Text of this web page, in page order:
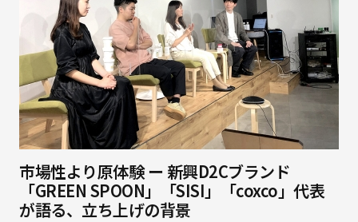
市場性より原体験 ー 新興D2Cブランド
「GREEN SPOON」「SISI」「coxco」代表
が語る、立ち上げの背景